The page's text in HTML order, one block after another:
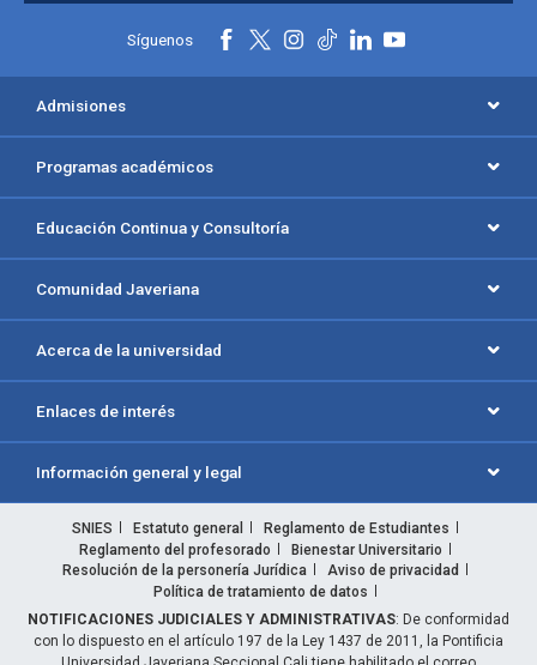
Síguenos
Admisiones
Programas académicos
Educación Continua y Consultoría
Comunidad Javeriana
Acerca de la universidad
Enlaces de interés
Información general y legal
SNIES Estatuto general
Reglamento de Estudiantes
Reglamento del profesorado
Bienestar Universitario
Resolución de la personería Jurídica
Aviso de privacidad
Política de tratamiento de datos
NOTIFICACIONES JUDICIALES Y ADMINISTRATIVAS: De conformidad
con lo dispuesto en el artículo 197 de la Ley 1437 de 2011, la Pontificia